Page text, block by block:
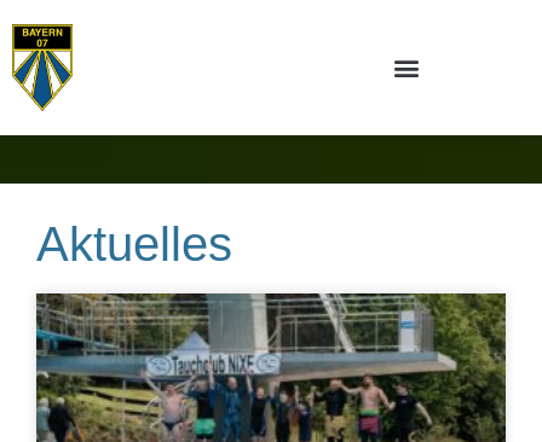
Aktuelles